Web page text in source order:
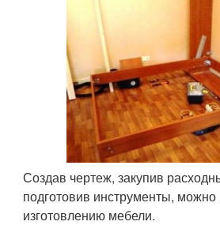
Создав чертеж, закупив
подготовив инструменты, можно
изготовлению мебели.